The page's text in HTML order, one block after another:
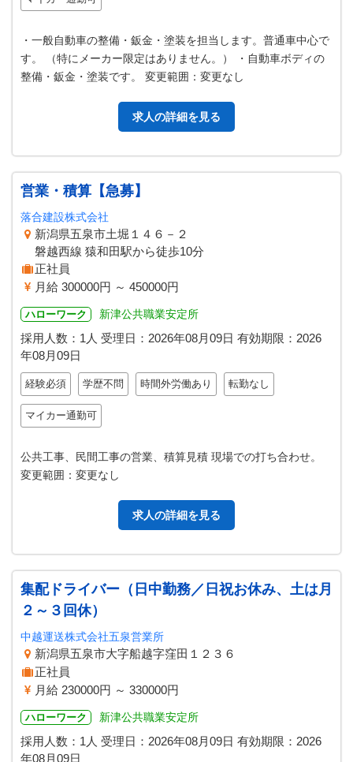
・一般自動車の整備・鈑金・塗装を担当します。普通車中心で
す。 （特にメーカー限定はありません。） ・自動車ボディの
整備・鈑金・塗装です。 変更範囲：変更なし
求人の詳細を見る
営業・積算【急募】
落合建設株式会社
新潟県五泉市土堀１４６－２
磐越西線 猿和田駅から徒歩10分
正社員
月給 300000円 ～ 450000円
ハローワーク 新津公共職業安定所
採用人数：1人 受理日： 2026年08月09日 有効期限： 2026
年08月09日
経験必須 学歴不問 時間外労働あり 転勤なし
マイカー通勤可
公共工事、民間工事の営業、積算見積 現場での打ち合わせ。
変更範囲：変更なし
求人の詳細を見る
集配ドライバー（日中勤務／日祝お休み、土は月
２～３回休）
中越運送株式会社五泉営業所
新潟県五泉市大字船越字窪田１２３６
正社員
月給 230000円 ～ 330000円
ハローワーク 新津公共職業安定所
採用人数：1人 受理日： 2026年08月09日 有効期限： 2026
年08月09日